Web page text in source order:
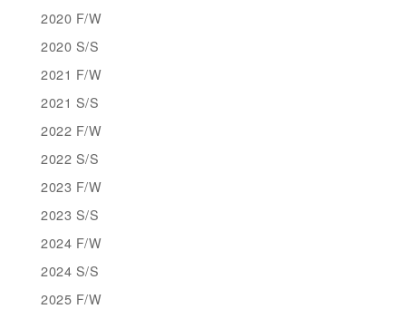
2020 F/W
2020 S/S
2021 F/W
2021 S/S
2022 F/W
2022 S/S
2023 F/W
2023 S/S
2024 F/W
2024 S/S
2025 F/W